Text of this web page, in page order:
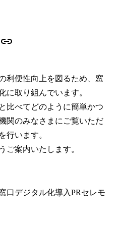
利便性向上を図るため、窓
に取り組んでいます。
比べてどのように簡単かつ
関のみなさまにご覧いただ
行います。
案内いたします。
ジタル化導入PRセレモ